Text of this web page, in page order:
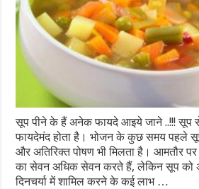
सूप पीने के हैं अनेक फायदे आइये जाने ..!!! सूप
फायदेमंद होता है। भोजन के कुछ समय पहले
और अति‍रिक्त पोषण भी मिलता है। आमतौर
का सेवन अधिक सेवन करते हैं, लेकिन सूप को
दिनचर्या में शामिल करने के कई लाभ …